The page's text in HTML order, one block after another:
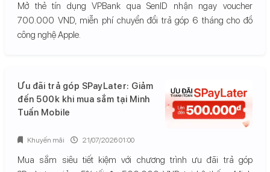
Mở thẻ tín dụng VPBank qua SenID nhận ngay voucher
700.000 VND, miễn phí chuyển đổi trả góp 6 tháng cho đồ
công nghệ Apple.
Ưu đãi trả góp SPayLater: Giảm
đến 500k khi mua sắm tại Minh
Tuấn Mobile
Mua sắm siêu tiết kiệm với chương trình ưu đãi trả góp
Khuyến mãi 21/07/2026 01:00